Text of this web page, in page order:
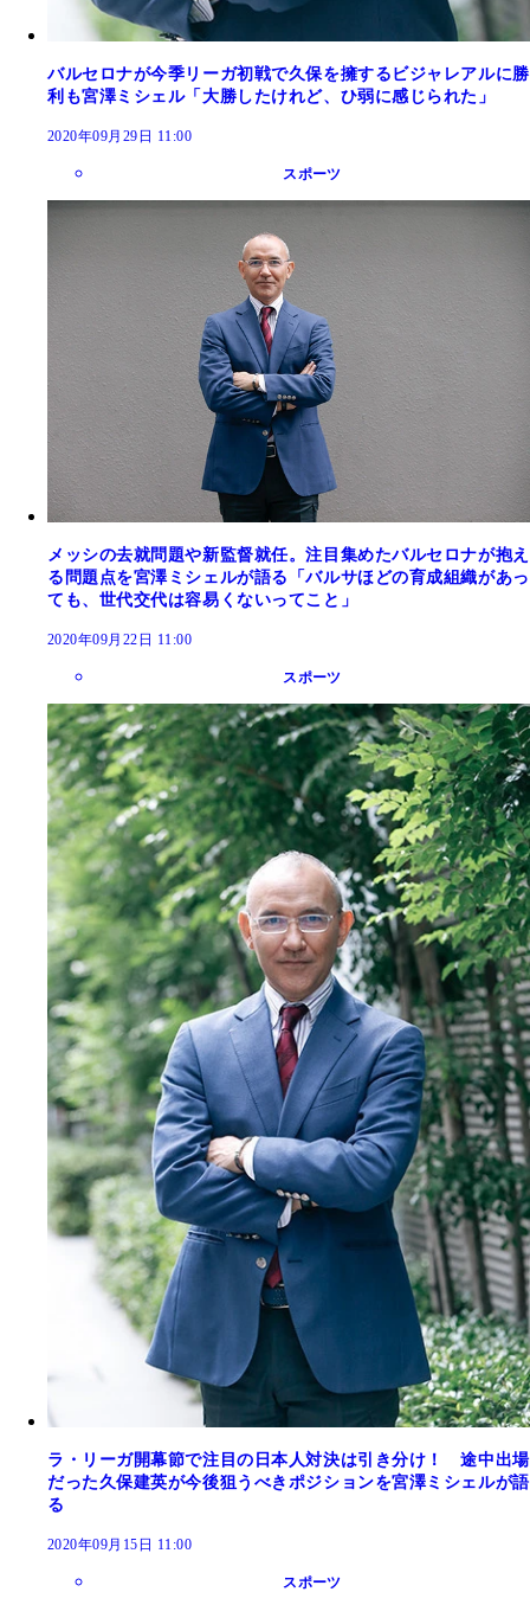
バルセロナが今季リーガ初戦で久保を擁するビジャレアルに勝
利も宮澤ミシェル「大勝したけれど、ひ弱に感じられた」
2020年09月29日 11:00
スポーツ
メッシの去就問題や新監督就任。注目集めたバルセロナが抱え
る問題点を宮澤ミシェルが語る「バルサほどの育成組織があっ
ても、世代交代は容易くないってこと」
2020年09月22日 11:00
スポーツ
ラ・リーガ開幕節で注目の日本人対決は引き分け！ 途中出場
だった久保建英が今後狙うべきポジションを宮澤ミシェルが語
る
2020年09月15日 11:00
スポーツ